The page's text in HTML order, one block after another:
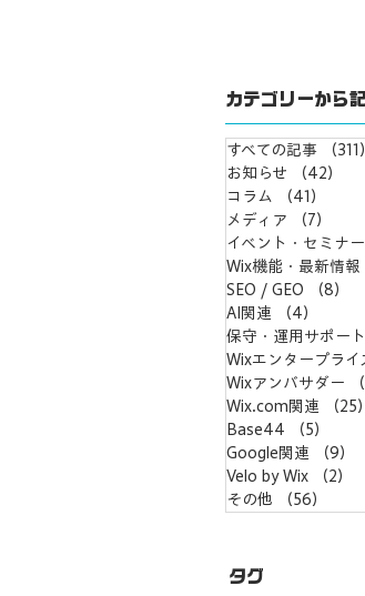
カテゴリーから
すべての記事 （311
お知らせ
（42）
コラム
（41）
メディア
（7）
イベント・セミナ
Wix機能・最新情報
SEO / GEO
（8）
AI関連
（4）
保守・運用サポー
Wixエンタープライ
Wixアンバサダー
Wix.com関連
（25）
Base44
（5）
Google関連
（9）
Velo by Wix
（2）
その他
（56）
タグ